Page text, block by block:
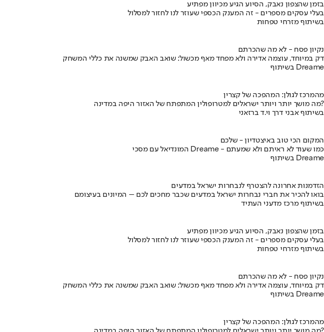
בזמן שהצפון נאבק, הסיוע הגיע מכיוון מפתיע
בעלי עסקים מספרים - זה המענק הכספי שעוזר לנו לחזור למסלול
בשיתוף מזרחי טפחות
נקיון פסח - לא מה שהכרתם
דק במיוחד, עוצמה אדירה ולא מפחד מאף מכשול: שואב האבק שמשנה את כללי המשחק
בשיתוף Dreame
מהמרכז לגולן: המהפכה של קצרין
מה מושך יותר ויותר ישראלים למטרופולין המתפתח של האזור היפה במדינה?
בשיתוף אבני דרך וי.ד ברזאני
המקום הכי טוב באיצטדיון - שלכם
המונדיאל עם מסכי Dreame - כמו שעוד לא ראיתם ולא שמעתם
בשיתוף Dreame
הזדמנות אחרונה להצטרף לנבחרות ישראל במדעים
בואו להכיר את חברי נבחרות ישראל במדעים שכבר מחכים לכם – המיונים בעיצומם
בשיתוף מרכז מדעני העתיד
בזמן שהצפון נאבק, הסיוע הגיע מכיוון מפתיע
בעלי עסקים מספרים - זה המענק הכספי שעוזר לנו לחזור למסלול
בשיתוף מזרחי טפחות
נקיון פסח - לא מה שהכרתם
דק במיוחד, עוצמה אדירה ולא מפחד מאף מכשול: שואב האבק שמשנה את כללי המשחק
בשיתוף Dreame
מהמרכז לגולן: המהפכה של קצרין